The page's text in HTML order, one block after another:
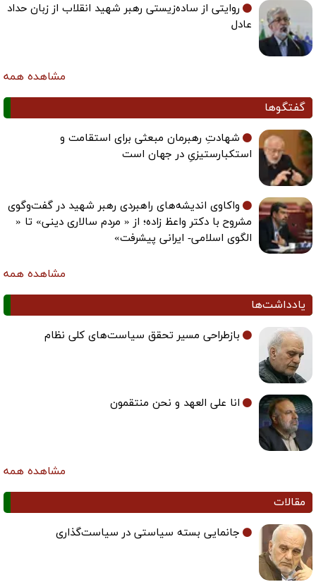
روایتی از ساده‌زیستی رهبر شهید انقلاب از زبان حداد
عادل
مشاهده همه
گفتگوها
شهادتِ رهبرمان مبعثی برای استقامت و
استکبارستیزیِ در جهان است
واکاوی اندیشه‌های راهبردی رهبر شهید در گفت‌وگوی
مشروح با دکتر واعظ زاده؛ از « مردم سالاری دینی» تا «
الگوی اسلامی- ایرانی پیشرفت»
مشاهده همه
یادداشت‌ها
بازطراحی مسیر تحقق سیاست‌های کلی نظام
انا علی العهد و نحن منتقمون
مشاهده همه
مقالات
جانمایی بسته سیاستی در سیاست‌گذاری